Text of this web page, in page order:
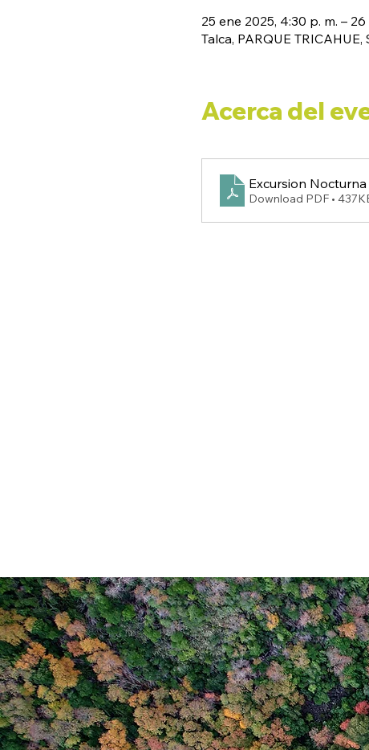
25 ene 2025, 4:30 p. m. – 26
Talca, PARQUE
Acerca del
Excursion
Download PDF •